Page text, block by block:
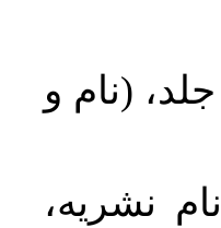
(نام و
نشریه،